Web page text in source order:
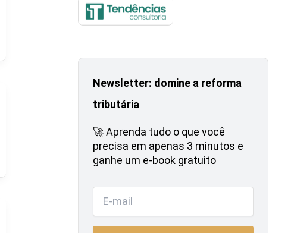
Newsletter: domine a reforma
tributária
🚀 Aprenda tudo o que você
precisa em apenas 3 minutos e
ganhe um e-book gratuito